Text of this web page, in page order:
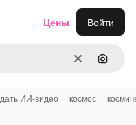
ОчиститьПоиск
Цены Войти
ИИ-видео космос